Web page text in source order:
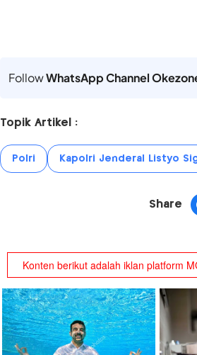
FollowWhatsApp Channel
Topik Artikel :
Polri Kapolri Jenderal Listyo
Share